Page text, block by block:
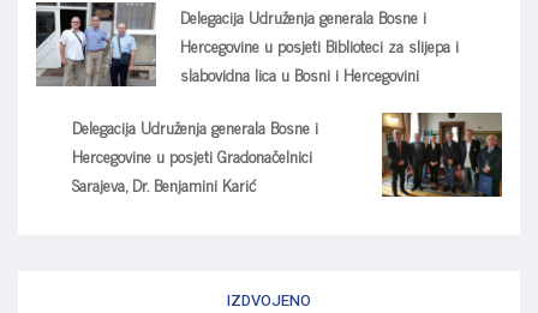
Delegacija Udruženja generala Bosne i
Hercegovine u posjeti Biblioteci za slijepa i
slabovidna lica u Bosni i Hercegovini
Delegacija Udruženja generala Bosne i
Hercegovine u posjeti Gradonačelnici
Sarajeva, Dr. Benjamini Karić
IZDVOJENO